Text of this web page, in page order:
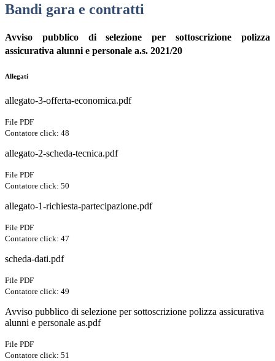
Bandi gara e contratti
Avviso pubblico di selezione per sottoscrizione polizza
assicurativa alunni e personale a.s. 2021/20
Allegati
allegato-3-offerta-economica.pdf
File PDF
Contatore click: 48
allegato-2-scheda-tecnica.pdf
File PDF
Contatore click: 50
allegato-1-richiesta-partecipazione.pdf
File PDF
Contatore click: 47
scheda-dati.pdf
File PDF
Contatore click: 49
Avviso pubblico di selezione per sottoscrizione polizza assicurativa
alunni e personale as.pdf
File PDF
Contatore click: 51